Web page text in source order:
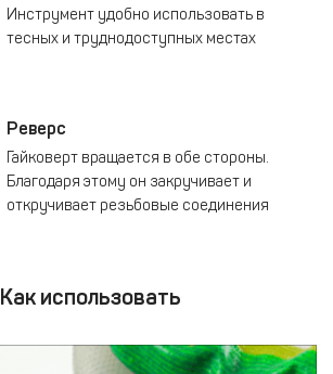
Инструмент удобно использовать в
тесных и труднодоступных местах
Реверс
Гайковерт вращается в обе стороны.
Благодаря этому он закручивает и
откручивает резьбовые соединения
Как использовать